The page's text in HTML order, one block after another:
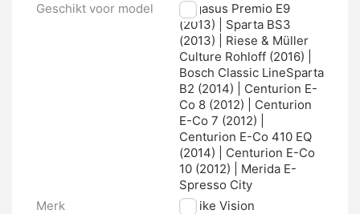
Geschikt voor model
Pegasus Premio E9
(2013) | Sparta BS3
(2013) | Riese & Müller
Culture Rohloff (2016) |
Bosch Classic LineSparta
B2 (2014) | Centurion E-
Co 8 (2012) | Centurion
E-Co 7 (2012) |
Centurion E-Co 410 EQ
(2014) | Centurion E-Co
10 (2012) | Merida E-
Spresso City
Merk
E-bike Vision